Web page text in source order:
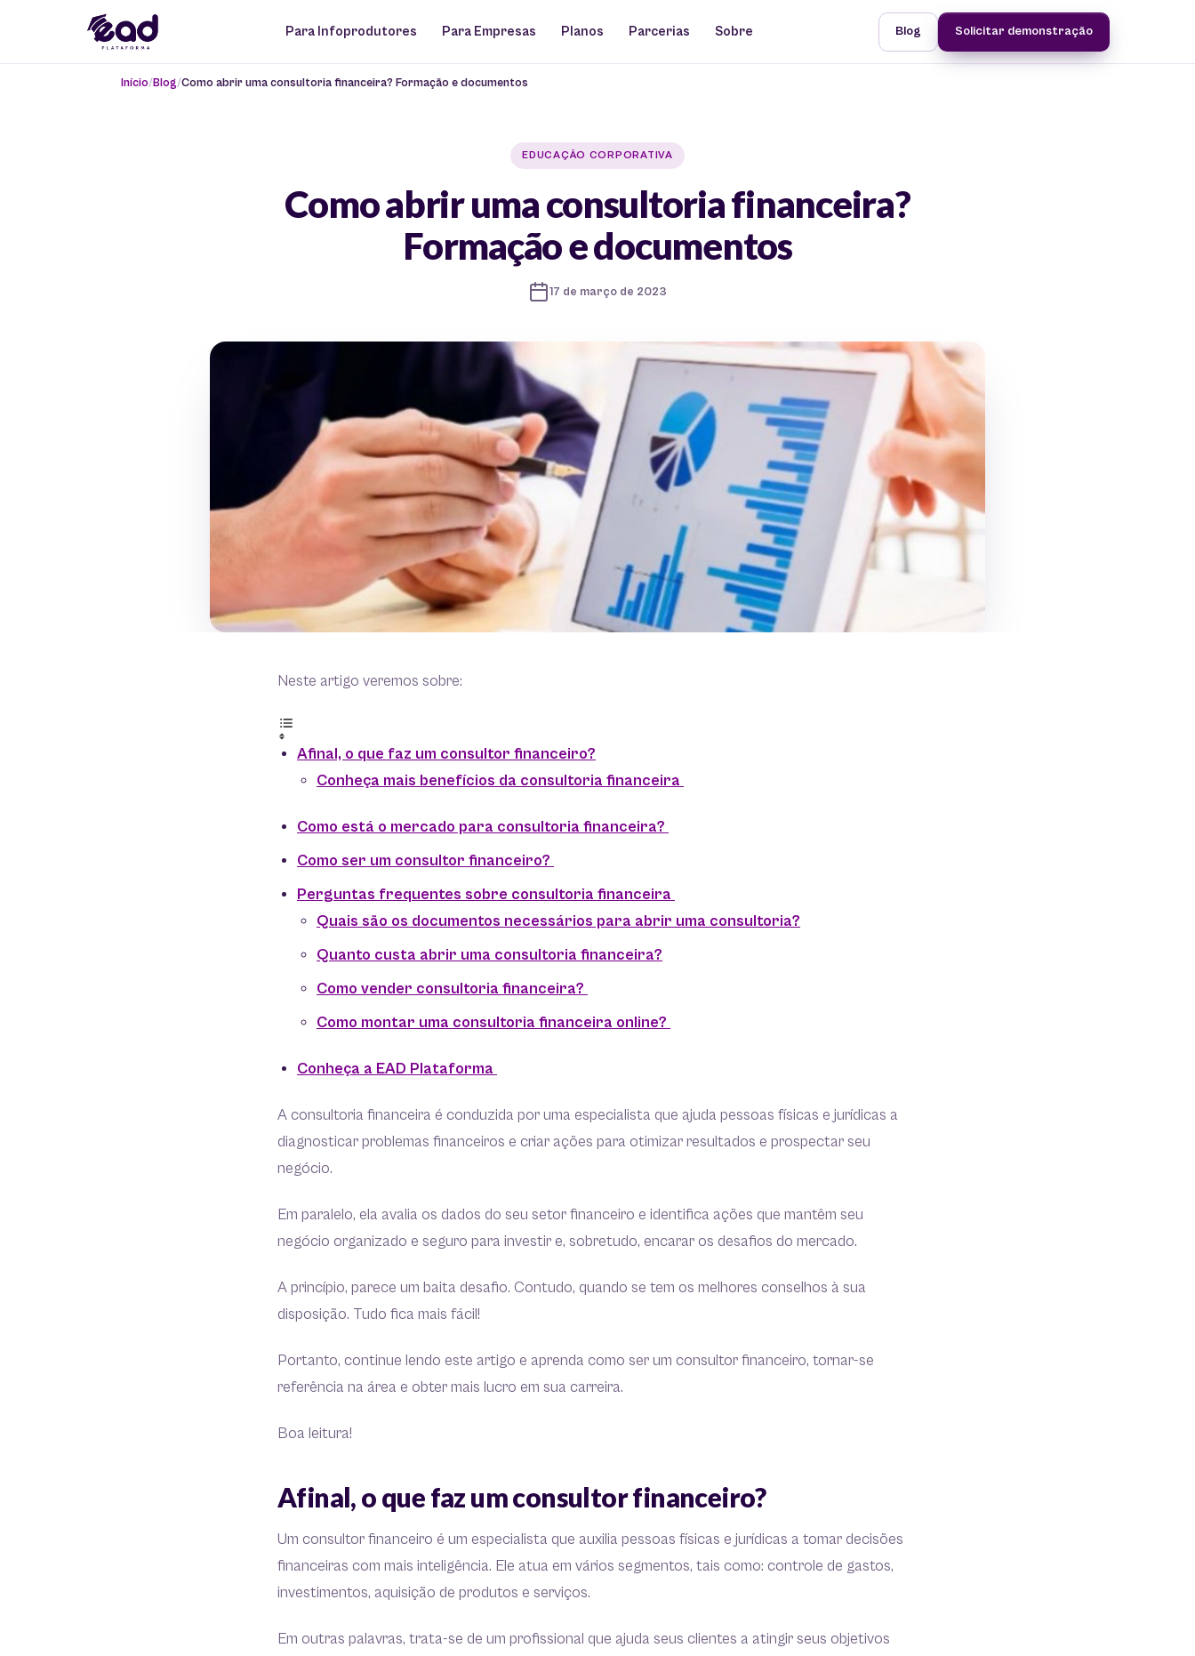
Para Infoprodutores Para Empresas Planos Parcerias Sobre Blog Solicitar demonstração
Início Blog Como abrir uma consultoria financeira? Formação e documentos
EDUCAÇÃO CORPORATIVA
Como abrir uma consultoria financeira?
Formação e documentos
17 de março de 2023
Neste artigo veremos sobre:
Afinal, o que faz um consultor financeiro?
Conheça mais benefícios da consultoria financeira
Como está o mercado para consultoria financeira?
Como ser um consultor financeiro?
Perguntas frequentes sobre consultoria financeira
Quais são os documentos necessários para abrir uma consultoria?
Quanto custa abrir uma consultoria financeira?
Como vender consultoria financeira?
Como montar uma consultoria financeira online?
Conheça a EAD Plataforma
A consultoria financeira é conduzida por uma especialista que ajuda pessoas físicas e jurídicas a
diagnosticar problemas financeiros e criar ações para otimizar resultados e prospectar seu
negócio.
Em paralelo, ela avalia os dados do seu setor financeiro e identifica ações que mantêm seu
negócio organizado e seguro para investir e, sobretudo, encarar os desafios do mercado.
A princípio, parece um baita desafio. Contudo, quando se tem os melhores conselhos à sua
disposição. Tudo fica mais fácil!
Portanto, continue lendo este artigo e aprenda como ser um consultor financeiro, tornar-se
referência na área e obter mais lucro em sua carreira.
Boa leitura!
Afinal, o que faz um consultor financeiro?
Um consultor financeiro é um especialista que auxilia pessoas físicas e jurídicas a tomar decisões
financeiras com mais inteligência. Ele atua em vários segmentos, tais como: controle de gastos,
investimentos, aquisição de produtos e serviços.
Em outras palavras, trata-se de um profissional que ajuda seus clientes a atingir seus objetivos